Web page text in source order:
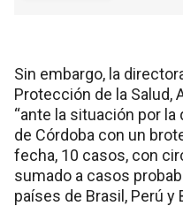
Sin embargo, la
Protección de la Salud,
“ante la situación por
de Córdoba con un
fecha, 10 casos, con
sumado a casos
países de Brasil, Perú